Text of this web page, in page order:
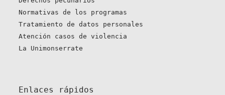
Normativas de los programas
Tratamiento de datos personales
Atención casos de violencia
La Unimonserrate
Enlaces rápidos